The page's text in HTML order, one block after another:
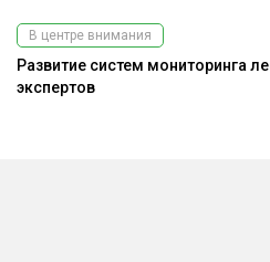
В центре внимания
Развитие систем мониторинга
экспертов